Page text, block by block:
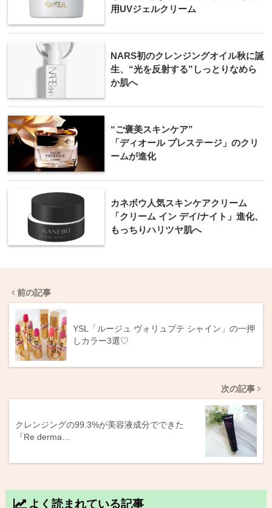
用UVジェルクリーム
NARS初のクレンジングオイル秋に誕
生、“光を反射する”しっとりなめら
か肌へ
“ご褒美スキンケア”
「ディオール プレステージ」のクリ
ームが進化
カネボウ人気スキンケアクリーム
「クリーム イン デイ/ナイト」進化、
もっちりハリツヤ肌へ
前の記事
YSL「ルージュ ヴォリュプテ シャイン」の一押
しカラー3選♡
次の記事
クレンジングの99.3%が美容液成分でできた
『Re derma…
よく読まれている記事